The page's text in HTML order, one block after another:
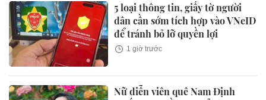
5 loại thông tin, giấy tờ người
dân cần sớm tích hợp vào VNeID
để tránh bỏ lỡ quyền lợi
1 giờ trước
Nữ diễn viên quê Nam Định